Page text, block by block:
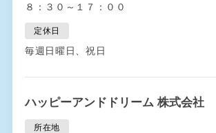
８：３０～１７：００
定休日
毎週日曜日、祝日
ハッピーアンドドリーム 株式会社
所在地